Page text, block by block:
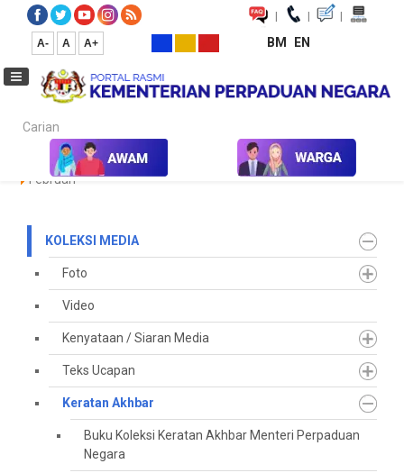
| | |
A- A A+ BM EN
Carian...
Laman Utama Media Koleksi Media Keratan Akhbar
Februari
KOLEKSI MEDIA
Foto
Video
Kenyataan / Siaran Media
Teks Ucapan
Keratan Akhbar
Buku Koleksi Keratan Akhbar Menteri Perpaduan
Negara